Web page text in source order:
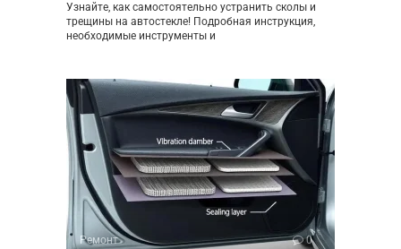
Узнайте, как самостоятельно устранить сколы и
трещины на автостекле! Подробная инструкция,
необходимые инструменты и
Ремонт 0